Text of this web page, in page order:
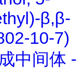
β,β-
10-7)
中间体 -